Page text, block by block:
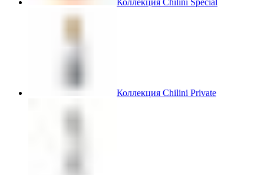
Коллекция Chilini Special
Коллекция Chilini Private